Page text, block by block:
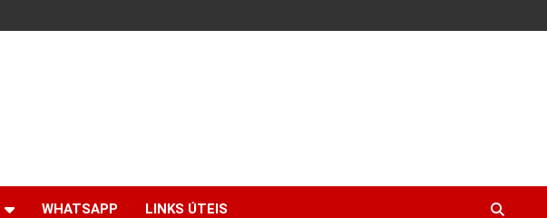
WHATSAPP LINKS ÚTEIS